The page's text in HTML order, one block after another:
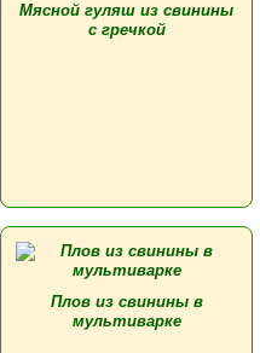
Мясной гуляш из свинины
с гречкой
Плов из свинины в
мультиварке